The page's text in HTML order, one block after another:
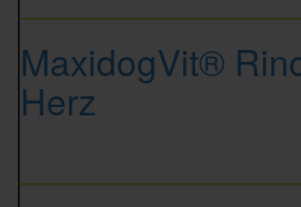
MaxidogVit®
Herz